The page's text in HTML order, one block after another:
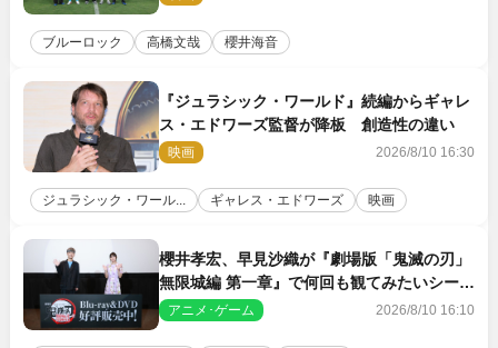
ブルーロック 高橋文哉 櫻井海音
『ジュラシック・ワールド』続編からギャレ
ス・エドワーズ監督が降板 創造性の違い
映画 2026/8/10 16:30
ジュラシック・ワール... ギャレス・エドワーズ 映画
櫻井孝宏、早見沙織が『劇場版「鬼滅の刃」
無限城編 第一章』で何回も観てみたいシーン
とは？ イベントレポート到着
アニメ･ゲーム 2026/8/10 16:10